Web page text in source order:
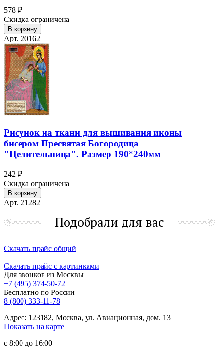
578 ₽
Скидка ограничена
В корзину
Арт. 20162
Рисунок на ткани для вышивания иконы
бисером Пресвятая Богородица
"Целительница". Размер 190*240мм
242 ₽
Скидка ограничена
В корзину
Арт. 21282
Подобрали для вас
Скачать прайс общий
Скачать прайс с картинками
Для звонков из Москвы
+7 (495) 374-50-72
Бесплатно по России
8 (800) 333-11-78
Адрес: 123182, Москва, ул. Авиационная, дом. 13
Показать на карте
с 8:00 до 16:00